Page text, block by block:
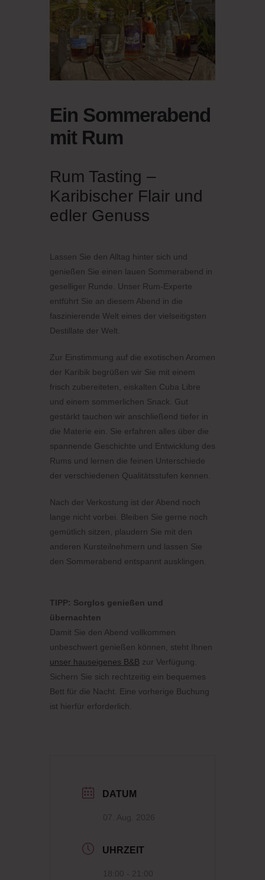
Ein Sommerabend
mit Rum
Rum Tasting –
Karibischer Flair und
edler Genuss
Lassen Sie den Alltag hinter sich und
genießen Sie einen lauen Sommerabend in
geselliger Runde. Unser Rum-Experte
entführt Sie an diesem Abend in die
faszinierende Welt eines der vielseitigsten
Destillate der Welt.
Zur Einstimmung auf die exotischen Aromen
der Karibik begrüßen wir Sie mit einem
frisch zubereiteten, eiskalten Cuba Libre
und einem sommerlichen Snack. Gut
gestärkt tauchen wir anschließend tiefer in
die Materie ein. Sie erfahren alles über die
spannende Geschichte und Entwicklung des
Rums und lernen die feinen Unterschiede
der verschiedenen Qualitätsstufen kennen.
Nach der Verkostung ist der Abend noch
lange nicht vorbei. Bleiben Sie gerne noch
gemütlich sitzen, plaudern Sie mit den
anderen Kursteilnehmern und lassen Sie
den Sommerabend entspannt ausklingen.
TIPP: Sorglos genießen und
übernachten
Damit Sie den Abend vollkommen
unbeschwert genießen können, steht Ihnen
unser hauseigenes B&B zur Verfügung.
Sichern Sie sich rechtzeitig ein bequemes
Bett für die Nacht. Eine vorherige Buchung
ist hierfür erforderlich.
DATUM
UHRZEIT